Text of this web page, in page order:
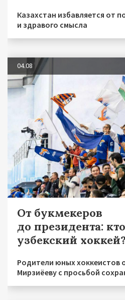
Казахстан избавляется от
и здравого смысла
04.08
От букмекеров
до президента:
узбекский
Родители юных хоккеистов
Мирзиёеву с просьбой